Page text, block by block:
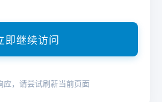
即继续访问
应，请尝试刷新当前页面